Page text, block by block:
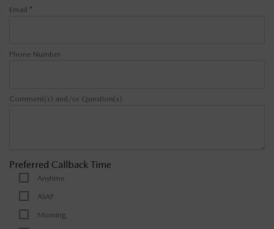
Email *
Phone Number
Comment(s) and/or Question(s)
Preferred Callback Time
Anytime
ASAP
Morning